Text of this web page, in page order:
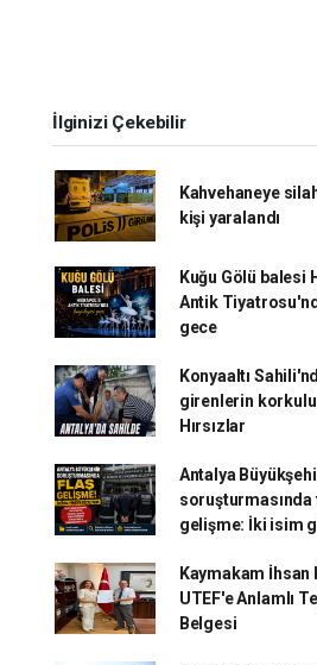
İlginizi Çekebilir
Kahvehaneye
kişi yaralandı
Kuğu Gölü balesi
Antik
gece
Konyaaltı
girenlerin korkulu
Hırsızlar
Antalya
soruşturmasında
gelişme: İki isim
Kaymakam İhsan
UTEF'e Anlamlı
Belgesi